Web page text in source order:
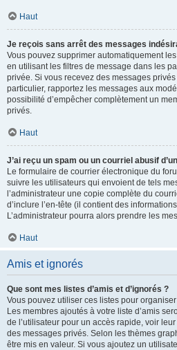
Haut
Je reçois sans arrêt des messages
Vous pouvez supprimer automatiquement
en utilisant les filtres de message dans les
privée. Si vous recevez des messages
particulier, rapportez les messages aux
possibilité d’empêcher complètement un
privés.
Haut
J’ai reçu un spam ou un courriel abusif
Le formulaire de courrier électronique du
suivre les utilisateurs qui envoient de tels
l’administrateur une copie complète du
d’inclure l’en-tête (il contient des
L’administrateur pourra alors prendre les
Haut
Amis et ignorés
Que sont mes listes d’amis et d’ignorés ?
Vous pouvez utiliser ces listes pour
Les membres ajoutés à votre liste d’amis
de l’utilisateur pour un accès rapide, voir
des messages privés. Selon les thèmes
être mis en valeur. Si vous ajoutez un